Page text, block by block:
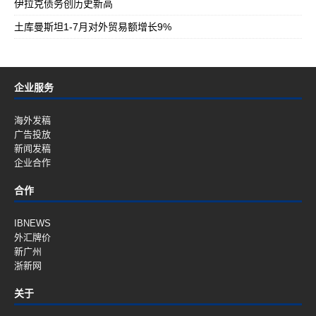
伊拉克债务创历史新高
土库曼斯坦1-7月对外贸易额增长9%
企业服务
海外发稿
广告投放
新闻发稿
企业合作
合作
IBNEWS
外汇牌价
新广州
浙新网
关于